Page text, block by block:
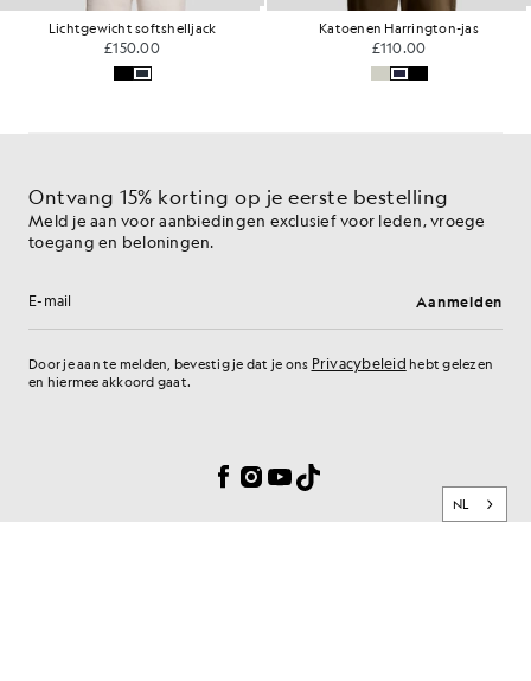
Lichtgewicht softshelljack
£150.00
Katoenen Harrington-jas
£110.00
Ontvang 15% korting op je eerste bestelling
Meld je aan voor aanbiedingen exclusief voor leden, vroege
toegang en beloningen.
E-mailadres Aanmelden
Door je aan te melden, bevestig je dat je ons Privacybeleid hebt gelezen
en hiermee akkoord gaat.
Facebook
Instagram
YouTube
TikTok
NL